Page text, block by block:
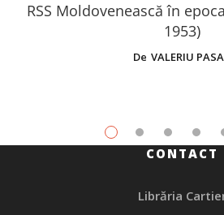
RSS Moldovenească în
1953)
De VALERIU
CONTACT
Librăria